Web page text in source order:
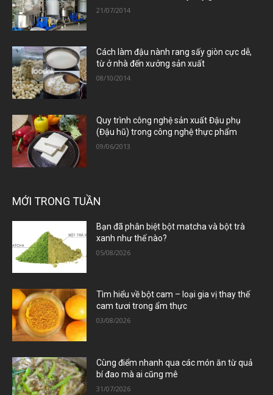
21/07/2014
Cách làm đậu nành rang sấy giòn cực dễ,
từ ở nhà đến xưởng sản xuất
08/10/2014
Quy trình công nghệ sản xuất Đậu phụ
(Đậu hũ) trong công nghệ thực phẩm
09/06/2013
MỚI TRONG TUẦN
Bạn đã phân biệt bột matcha và bột trà
xanh như thế nào?
05/08/2026
Tìm hiểu về bột cam – loại gia vị thay thế
cam tươi trong ẩm thực
03/08/2026
Cùng điểm nhanh qua các món ăn từ quả
bí đao mà ai cũng mê
31/07/2026